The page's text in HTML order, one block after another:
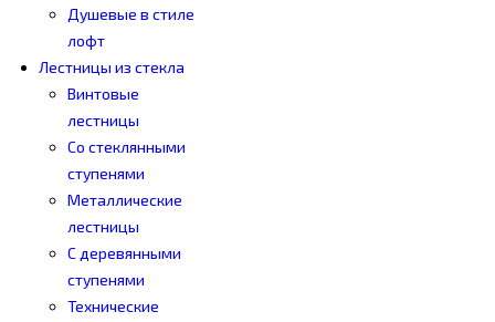
Душевые в стиле
лофт
Лестницы из стекла
Винтовые
лестницы
Со стеклянными
ступенями
Металлические
лестницы
С деревянными
ступенями
Технические